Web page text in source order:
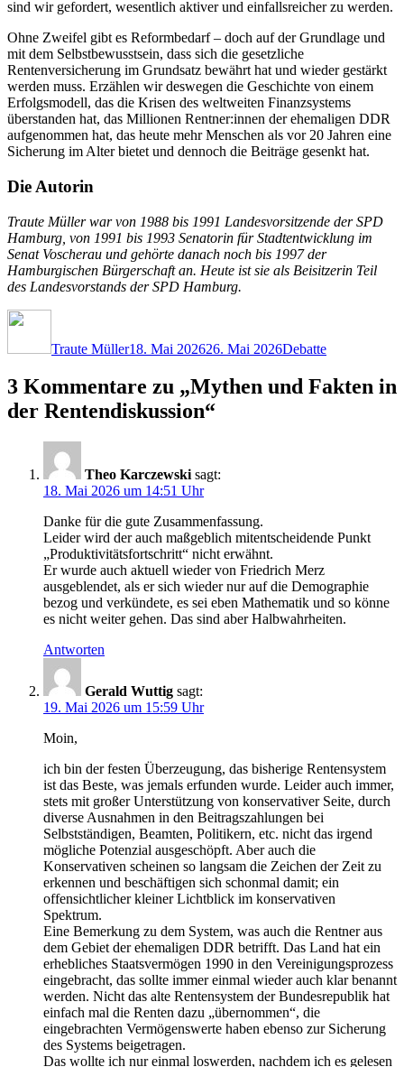
sind wir gefordert, wesentlich aktiver und einfallsreicher zu werden.
Ohne Zweifel gibt es Reformbedarf – doch auf der Grundlage und
mit dem Selbstbewusstsein, dass sich die gesetzliche
Rentenversicherung im Grundsatz bewährt hat und wieder gestärkt
werden muss. Erzählen wir deswegen die Geschichte von einem
Erfolgsmodell, das die Krisen des weltweiten Finanzsystems
überstanden hat, das Millionen Rentner:innen der ehemaligen DDR
aufgenommen hat, das heute mehr Menschen als vor 20 Jahren eine
Sicherung im Alter bietet und dennoch die Beiträge gesenkt hat.
Die Autorin
Traute Müller war von 1988 bis 1991 Landesvorsitzende der SPD
Hamburg, von 1991 bis 1993 Senatorin für Stadtentwicklung im
Senat Voscherau und gehörte danach noch bis 1997 der
Hamburgischen Bürgerschaft an. Heute ist sie als Beisitzerin Teil
des Landesvorstands der SPD Hamburg.
Traute Müller18. Mai 202626. Mai 2026Debatte
3 Kommentare zu „Mythen und Fakten in
der Rentendiskussion“
Theo Karczewski sagt:
18. Mai 2026 um 14:51 Uhr
Danke für die gute Zusammenfassung.
Leider wird der auch maßgeblich mitentscheidende Punkt
„Produktivitätsfortschritt“ nicht erwähnt.
Er wurde auch aktuell wieder von Friedrich Merz
ausgeblendet, als er sich wieder nur auf die Demographie
bezog und verkündete, es sei eben Mathematik und so könne
es nicht weiter gehen. Das sind aber Halbwahrheiten.
Antworten
Gerald Wuttig sagt:
19. Mai 2026 um 15:59 Uhr
Moin,
ich bin der festen Überzeugung, das bisherige Rentensystem
ist das Beste, was jemals erfunden wurde. Leider auch immer,
stets mit großer Unterstützung von konservativer Seite, durch
diverse Ausnahmen in den Beitragszahlungen bei
Selbstständigen, Beamten, Politikern, etc. nicht das irgend
mögliche Potenzial ausgeschöpft. Aber auch die
Konservativen scheinen so langsam die Zeichen der Zeit zu
erkennen und beschäftigen sich schonmal damit; ein
offensichtlicher kleiner Lichtblick im konservativen
Spektrum.
Eine Bemerkung zu dem System, was auch die Rentner aus
dem Gebiet der ehemaligen DDR betrifft. Das Land hat ein
erhebliches Staatsvermögen 1990 in den Vereinigungsprozess
eingebracht, das sollte immer einmal wieder auch klar benannt
werden. Nicht das alte Rentensystem der Bundesrepublik hat
einfach mal die Renten dazu „übernommen“, die
eingebrachten Vermögenswerte haben ebenso zur Sicherung
des Systems beigetragen.
Das wollte ich nur einmal loswerden, nachdem ich es gelesen